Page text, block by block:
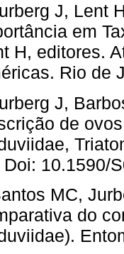
J, Lent
em
H, editores.
Rio de
J,
de
Doi: 10.1590/
MC,
do